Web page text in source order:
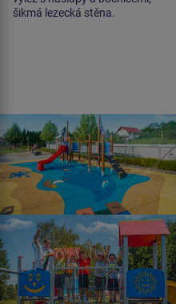
šikmá lezecká stěna.